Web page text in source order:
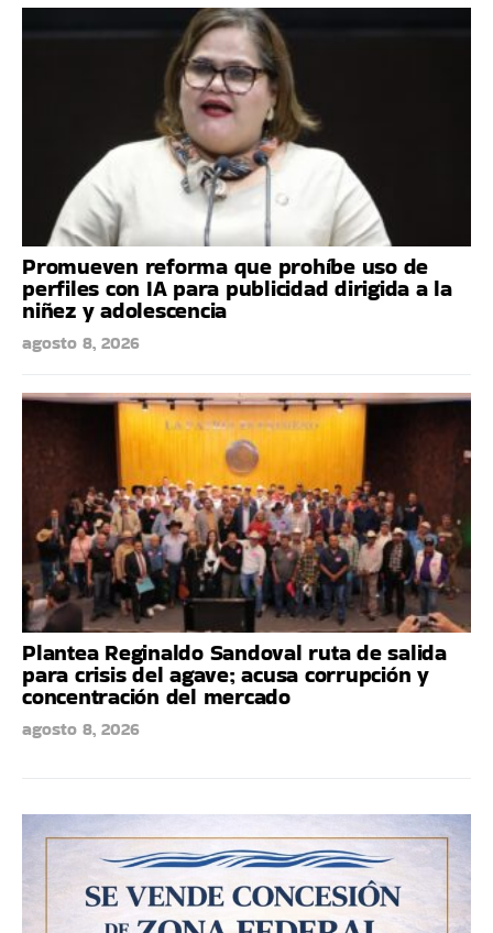
Promueven reforma que prohíbe uso de
perfiles con IA para publicidad dirigida a la
niñez y adolescencia
agosto 8, 2026
Plantea Reginaldo Sandoval ruta de salida
para crisis del agave; acusa corrupción y
concentración del mercado
agosto 8, 2026